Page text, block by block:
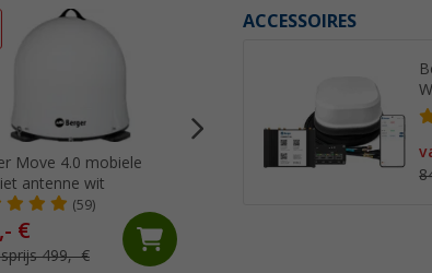
ACCESSOIRES
Move 4.0 mobiele
antenne wit
(59)
€
499,- €
Berger Pathfinder 3.0